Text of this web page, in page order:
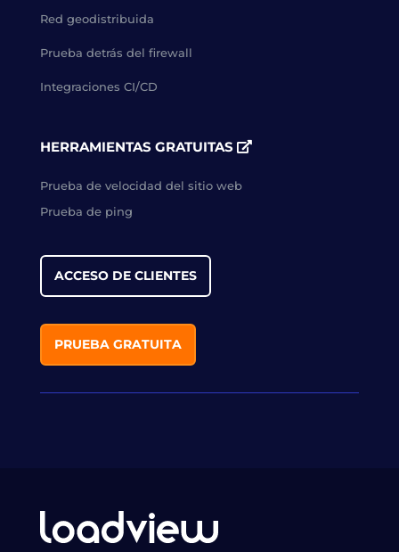
Red geodistribuida
Prueba detrás del firewall
Integraciones CI/CD
HERRAMIENTAS GRATUITAS
Prueba de velocidad del sitio web
Prueba de ping
ACCESO DE CLIENTES
PRUEBA GRATUITA